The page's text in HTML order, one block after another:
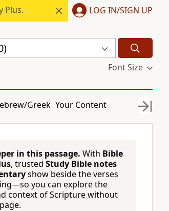
Plus. LOG IN/SIGN UP
Font Size
Greek Your Content
in this passage. With Bible
, trusted Study Bible notes
show beside the verses
you can explore the
context of Scripture without